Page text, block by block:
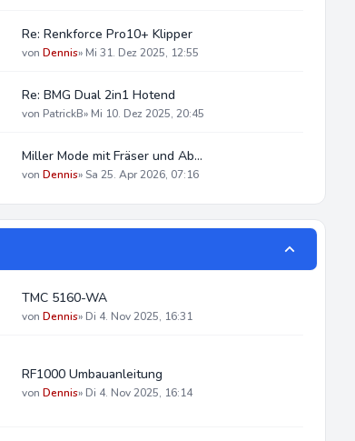
Re: Renkforce Pro10+ Klipper
von Dennis» Mi 31. Dez 2025, 12:55
Re: BMG Dual 2in1 Hotend
von PatrickB» Mi 10. Dez 2025, 20:45
Miller Mode mit Fräser und Ab…
von Dennis»Sa 25. Apr 2026, 07:16
TMC 5160-WA
von Dennis» Di 4. Nov 2025, 16:31
RF1000 Umbauanleitung
von Dennis» Di 4. Nov 2025, 16:14